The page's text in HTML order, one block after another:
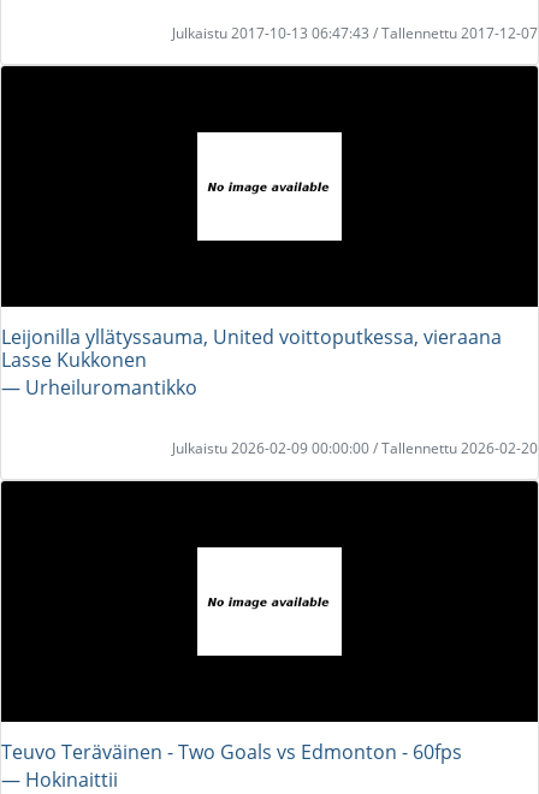
Julkaistu 2017-10-13 06:47:43 / Tallennettu 2017-12-07
Leijonilla yllätyssauma, United voittoputkessa, vieraana
Lasse Kukkonen
― Urheiluromantikko
Julkaistu 2026-02-09 00:00:00 / Tallennettu 2026-02-20
Teuvo Teräväinen - Two Goals vs Edmonton - 60fps
― Hokinaittii